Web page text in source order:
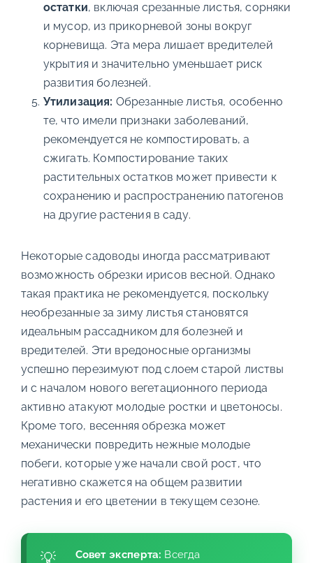
остатки, включая срезанные листья, сорняки
и мусор, из прикорневой зоны вокруг
корневища. Эта мера лишает вредителей
укрытия и значительно уменьшает риск
развития болезней.
Утилизация: Обрезанные листья, особенно
те, что имели признаки заболеваний,
рекомендуется не компостировать, а
сжигать. Компостирование таких
растительных остатков может привести к
сохранению и распространению патогенов
на другие растения в саду.
Некоторые садоводы иногда рассматривают
возможность обрезки ирисов весной. Однако
такая практика не рекомендуется, поскольку
необрезанные за зиму листья становятся
идеальным рассадником для болезней и
вредителей. Эти вредоносные организмы
успешно перезимуют под слоем старой листвы
и с началом нового вегетационного периода
активно атакуют молодые ростки и цветоносы.
Кроме того, весенняя обрезка может
механически повредить нежные молодые
побеги, которые уже начали свой рост, что
негативно скажется на общем развитии
растения и его цветении в текущем сезоне.
Совет эксперта: Всегда